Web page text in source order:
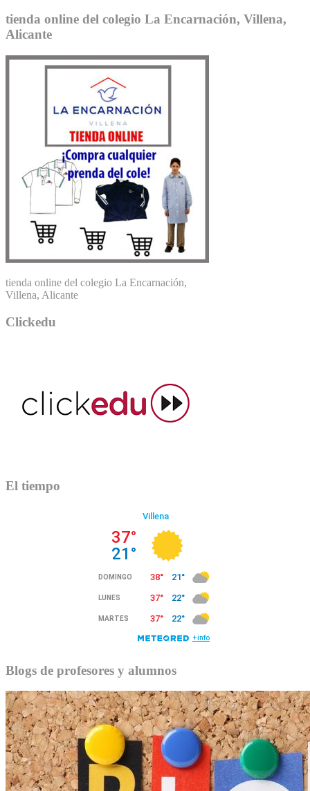
tienda online del colegio La Encarnación, Villena,
Alicante
tienda online del colegio La Encarnación,
Villena, Alicante
Clickedu
El tiempo
Blogs de profesores y alumnos